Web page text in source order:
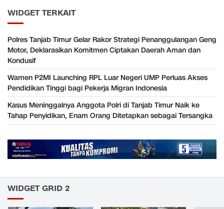
WIDGET TERKAIT
Polres Tanjab Timur Gelar Rakor Strategi Penanggulangan Geng
Motor, Deklarasikan Komitmen Ciptakan Daerah Aman dan
Kondusif
Wamen P2MI Launching RPL Luar Negeri UMP Perluas Akses
Pendidikan Tinggi bagi Pekerja Migran Indonesia
Kasus Meninggalnya Anggota Polri di Tanjab Timur Naik ke
Tahap Penyidikan, Enam Orang Ditetapkan sebagai Tersangka
WIDGET GRID 2